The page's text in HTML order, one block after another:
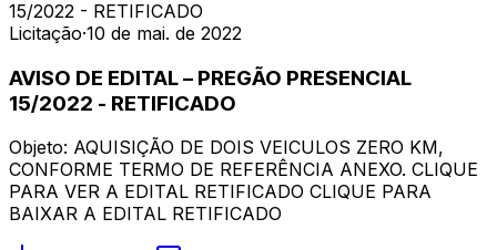
15/2022 - RETIFICADO
Licitação·10 de mai. de 2022
AVISO DE EDITAL – PREGÃO PRESENCIAL
15/2022 - RETIFICADO
Objeto: AQUISIÇÃO DE DOIS VEICULOS ZERO KM,
CONFORME TERMO DE REFERÊNCIA ANEXO. CLIQUE
PARA VER A EDITAL RETIFICADO CLIQUE PARA
BAIXAR A EDITAL RETIFICADO